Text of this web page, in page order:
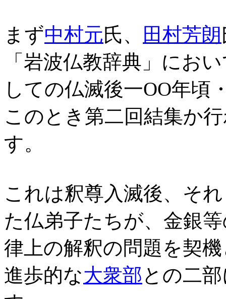
まず中村元氏、 田村芳朗
「岩波仏教辞典」にお
しての仏滅後一OO年頃
このとき第二回結集か
す。
これは釈尊入滅後、そ
た仏弟子たちが、金銀
律上の解釈の問題を契
進歩的な大衆部との二